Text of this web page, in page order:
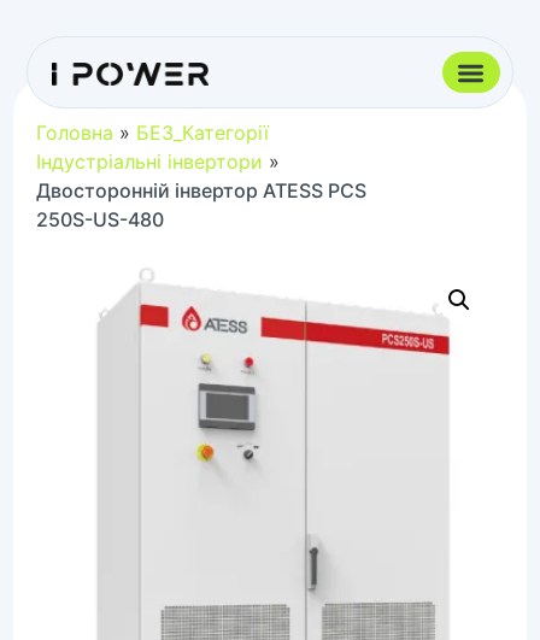
Головна » БЕЗ_Категорії
Індустріальні інвертори »
Двосторонній інвертор ATESS PCS
250S-US-480